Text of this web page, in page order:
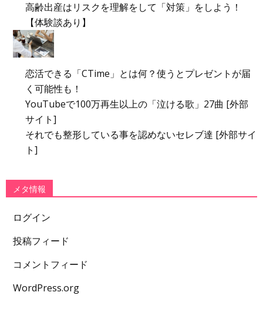
高齢出産はリスクを理解をして「対策」をしよう！
【体験談あり】
恋活できる「CTime」とは何？使うとプレゼントが届
く可能性も！
YouTubeで100万再生以上の「泣ける歌」27曲 [外部
サイト]
それでも整形している事を認めないセレブ達 [外部サイ
ト]
メタ情報
ログイン
投稿フィード
コメントフィード
WordPress.org